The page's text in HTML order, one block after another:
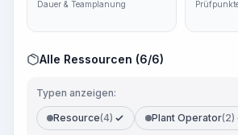
Dauer & Teamplanung
Alle Ressourcen (6/6)
Typen anzeigen:
Resource(4) Plant Operator(2)